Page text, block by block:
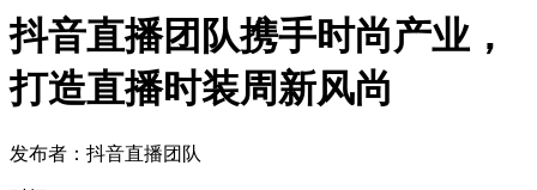
抖音直播团队携手时尚产业，
打造直播时装周新风尚
发布者：抖音直播团队